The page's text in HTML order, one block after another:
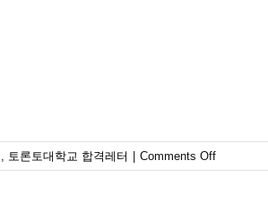
, 토론토대학교 합격레터 Comments Offon
University